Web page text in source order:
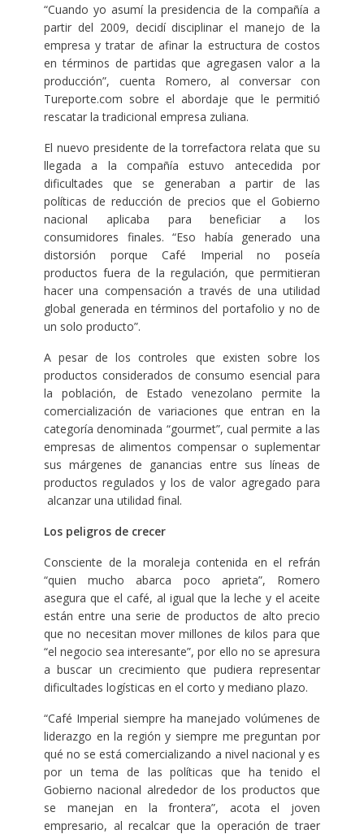
“Cuando yo asumí la presidencia de la compañía a
partir del 2009, decidí disciplinar el manejo de la
empresa y tratar de afinar la estructura de costos
en términos de partidas que agregasen valor a la
producción”, cuenta Romero, al conversar con
Tureporte.com sobre el abordaje que le permitió
rescatar la tradicional empresa zuliana.
El nuevo presidente de la torrefactora relata que su
llegada a la compañía estuvo antecedida por
dificultades que se generaban a partir de las
políticas de reducción de precios que el Gobierno
nacional aplicaba para beneficiar a los
consumidores finales. “Eso había generado una
distorsión porque Café Imperial no poseía
productos fuera de la regulación, que permitieran
hacer una compensación a través de una utilidad
global generada en términos del portafolio y no de
un solo producto”.
A pesar de los controles que existen sobre los
productos considerados de consumo esencial para
la población, de Estado venezolano permite la
comercialización de variaciones que entran en la
categoría denominada “gourmet”, cual permite a las
empresas de alimentos compensar o suplementar
sus márgenes de ganancias entre sus líneas de
productos regulados y los de valor agregado para
alcanzar una utilidad final.
Los peligros de crecer
Consciente de la moraleja contenida en el refrán
“quien mucho abarca poco aprieta”, Romero
asegura que el café, al igual que la leche y el aceite
están entre una serie de productos de alto precio
que no necesitan mover millones de kilos para que
“el negocio sea interesante”, por ello no se apresura
a buscar un crecimiento que pudiera representar
dificultades logísticas en el corto y mediano plazo.
“Café Imperial siempre ha manejado volúmenes de
liderazgo en la región y siempre me preguntan por
qué no se está comercializando a nivel nacional y es
por un tema de las políticas que ha tenido el
Gobierno nacional alrededor de los productos que
se manejan en la frontera”, acota el joven
empresario, al recalcar que la operación de traer